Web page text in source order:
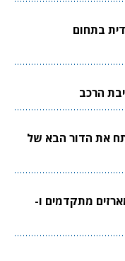
בתחום
הרכב
את הדור הבא של
מתקדמים ו-